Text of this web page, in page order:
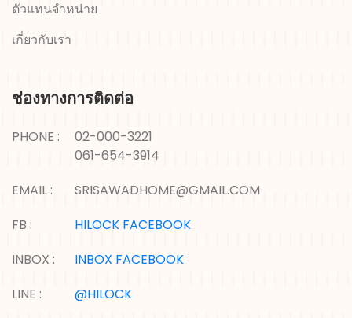
ตัวแทนจำหน่าย
เกี่ยวกับเรา
ช่องทางการติดต่อ
PHONE :
02-000-3221
061-654-3914
EMAIL :
SRISAWADHOME@GMAIL.COM
FB :
HILOCK FACEBOOK
INBOX :
INBOX FACEBOOK
LINE :
@HILOCK